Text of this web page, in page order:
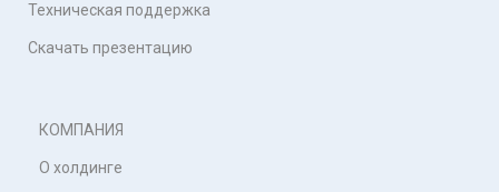
Техническая поддержка
Скачать презентацию
КОМПАНИЯ
О холдинге